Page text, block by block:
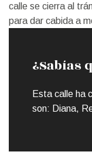
calle se cierra al
para dar cabida a
¿Sabías
Esta calle ha
son: Diana,